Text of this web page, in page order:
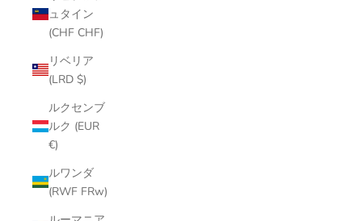
ュタイン
(CHF CHF)
リベリア
(LRD $)
ルクセンブ
ルク (EUR
€)
ルワンダ
(RWF FRw)